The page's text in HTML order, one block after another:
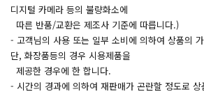
디지털 카메라 등의 불량화소에
따른 반품/교환은 제조사 기준에 따릅니다.)
- 고객님의 사용 또는 일부 소비에 의하여 상품의
단, 화장품등의 경우 시용제품을
제공한 경우에 한 합니다.
- 시간의 경과에 의하여 재판매가 곤란할 정도로